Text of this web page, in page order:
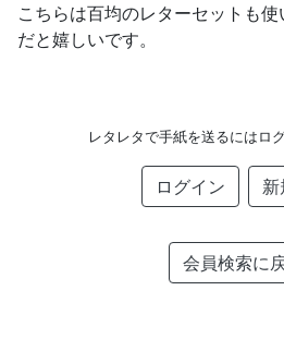
こちらは百均のレターセットも
だと嬉しいです。
レタレタで手紙を送るにはロ
ログイン
会員検索に